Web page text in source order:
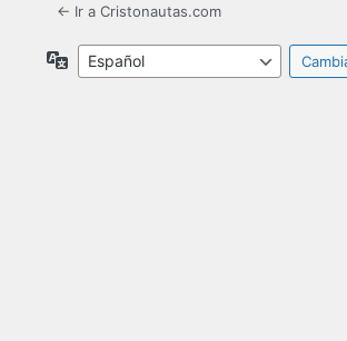
← Ir a Cristonautas.com
Idioma